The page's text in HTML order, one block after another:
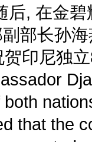
后, 在金
部长孙
印尼独
that the